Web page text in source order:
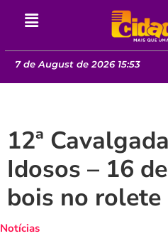
7 de August de 2026 15:53
12ª
Idosos – 16
bois no rolete
Notícias